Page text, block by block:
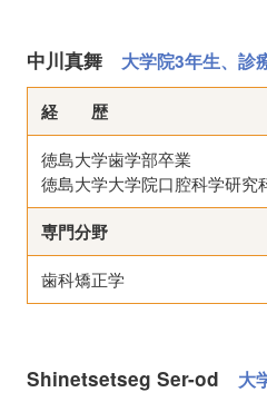
中川真舞 大学院3年生、診
経 歴
徳島大学歯学部卒業
徳島大学大学院口腔科学研究
専門分野
歯科矯正学
Shinetsetseg Ser-od 大